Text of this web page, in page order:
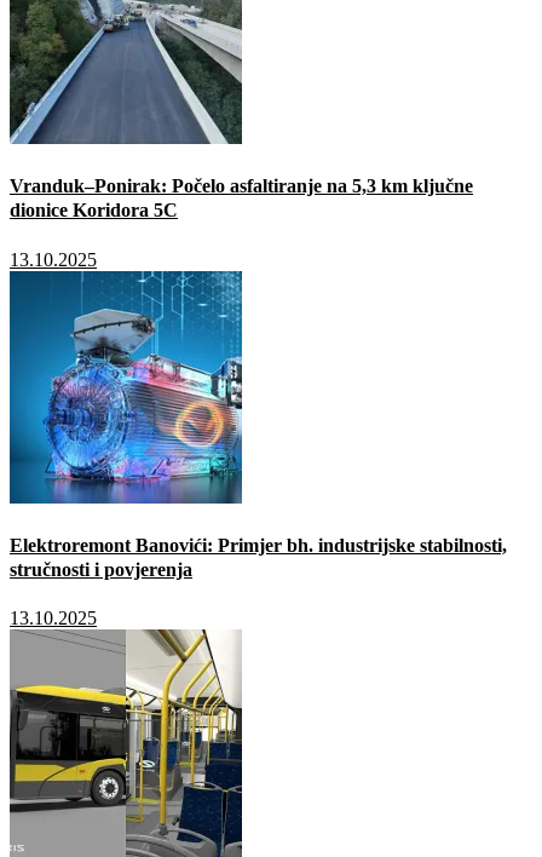
Vranduk–Ponirak: Počelo asfaltiranje na 5,3 km ključne
dionice Koridora 5C
13.10.2025
Elektroremont Banovići: Primjer bh. industrijske stabilnosti,
stručnosti i povjerenja
13.10.2025